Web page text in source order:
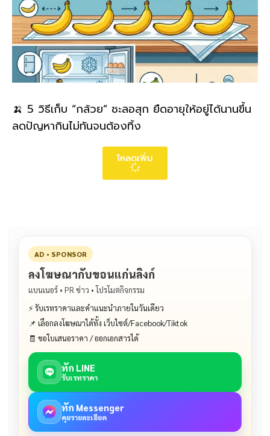
🍌 5 วิธีเก็บ “กล้วย” ชะลอสุก ยืดอายุให้อยู่ได้นานขึ้น
ลดปัญหากินไม่ทันจนต้องทิ้ง
โหลดเพิ่ม
AD • SPONSOR
ลงโฆษณากับขอนแก่นลิงก์
แบนเนอร์ • PR ข่าว • โปรโมตกิจกรรม
⚡ รับเรทราคาและคำแนะนำภายในวันเดียว
📌 เลือกลงโฆษณาได้ทั้ง เว็บไซต์/Facebook/Tiktok
🧾 ขอใบเสนอราคา / ออกเอกสารได้
ทัก LINE
รับเรทราคา
ทัก Messenger
คุยรายละเอียด